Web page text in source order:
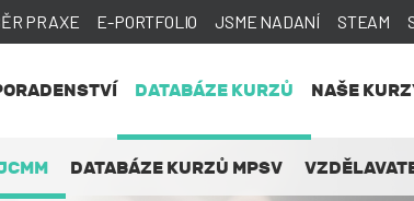
PRAXE E-PORTFOLIO JSME NADANÍ STEAM
DATABÁZE KURZŮ
DATABÁZE KURZŮ MPSV
NAŠE